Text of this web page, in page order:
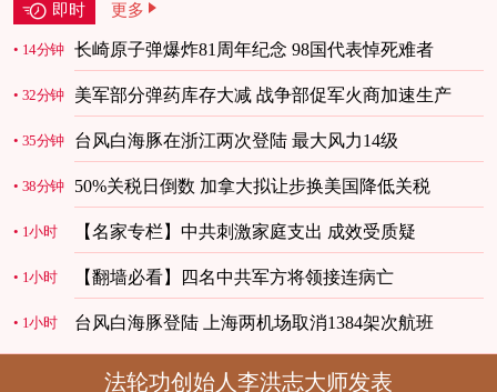
即时 更多
14分钟 长崎原子弹爆炸81周年纪念 98国代表悼死难者
32分钟 美军部分弹药库存大减 战争部促军火商加速生产
35分钟 台风白海豚在浙江两次登陆 最大风力14级
38分钟 50%关税日倒数 加拿大拟让步换美国降低关税
1小时 【名家专栏】中共刺激家庭支出 成效受质疑
1小时 【翻墙必看】四名中共军方将领接连病亡
1小时 台风白海豚登陆 上海两机场取消1384架次航班
法轮功创始人李洪志大师发表